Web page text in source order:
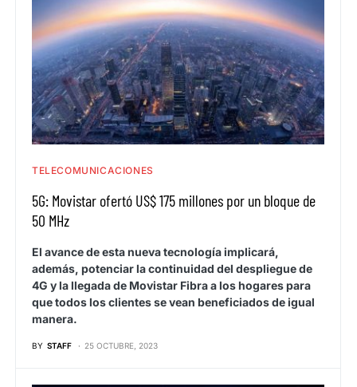
TELECOMUNICACIONES
5G: Movistar ofertó US$ 175 millones por un bloque de
50 MHz
El avance de esta nueva tecnología implicará,
además, potenciar la continuidad del despliegue de
4G y la llegada de Movistar Fibra a los hogares para
que todos los clientes se vean beneficiados de igual
manera.
BY STAFF 25 OCTUBRE, 2023